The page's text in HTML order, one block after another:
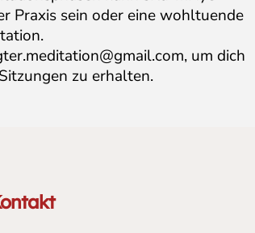
Praxis sein oder eine wohltuende
, um dich
zu erhalten.